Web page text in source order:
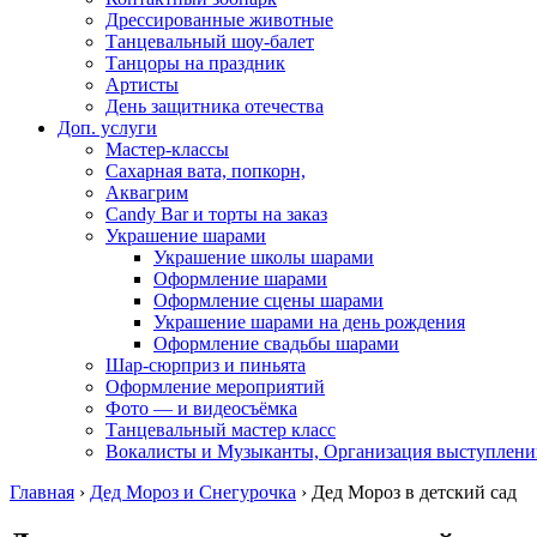
Дрессированные животные
Танцевальный шоу-балет
Танцоры на праздник
Артисты
День защитника отечества
Доп. услуги
Мастер-классы
Сахарная вата, попкорн,
Аквагрим
Candy Bar и торты на заказ
Украшение шарами
Украшение школы шарами
Оформление шарами
Оформление сцены шарами
Украшение шарами на день рождения
Оформление свадьбы шарами
Шар-сюрприз и пиньята
Оформление мероприятий
Фото — и видеосъёмка
Танцевальный мастер класс
Вокалисты и Музыканты, Организация
Главная › Дед Мороз и Снегурочка › Дед Мороз в детский сад